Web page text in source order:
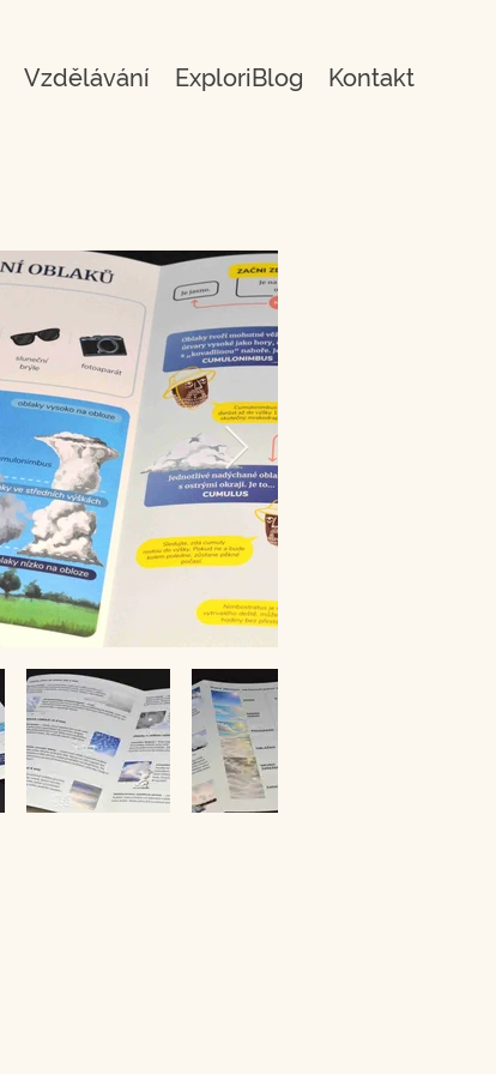
Kontakt
ExploriBlog
Vzdělávání